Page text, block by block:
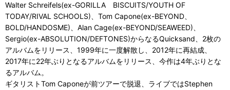
Walter Schreifels(ex-GORILLA BISCUITS/YOUTH OF
TODAY/RIVAL SCHOOLS)、Tom Capone(ex-BEYOND、
BOLD/HANDOSME)、Alan Cage(ex-BEYOND/SEAWEED)、
Sergio(ex-ABSOLUTION/DEFTONES)からなるQuicksand、2枚の
アルバムをリリース、1999年に一度解散し、2012年に再結成、
2017年に22年ぶりとなるアルバムをリリース、今作は4年ぶりとな
るアルバム。
ギタリストTom Caponeが前ツアーで脱退、ライブではStephen